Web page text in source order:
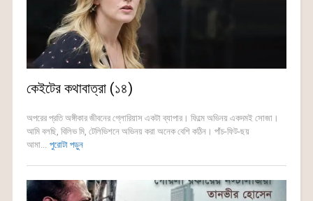
কেইটের কথাবাত্রা (১৪)
অপরের প্রতি অঙ্গীকার জীবনের গ্লোরিয়াস একটা ব্যাপার। ফিল্মে অভিনয় একদমই সোজা।
আমি বলছি, বিলিভ মি, টেলিভিশনে অভিনয় করা অনেক বেশি কঠিন। পাঁচ-ফিট-ছয়
আমা... পুরোটা পড়ুন